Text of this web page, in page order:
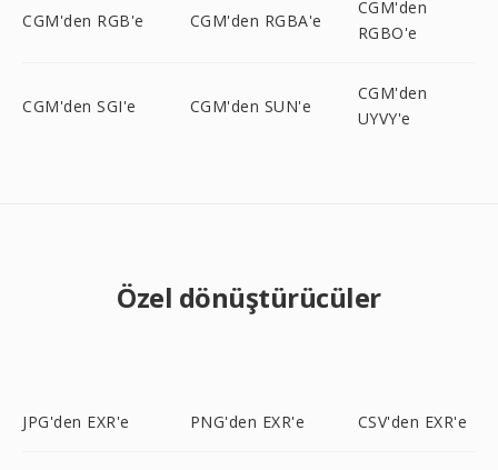
CGM'den RGB'e CGM'den RGBA'e
CGM'den
RGBO'e
CGM'den SGI'e CGM'den SUN'e
CGM'den
UYVY'e
Özel dönüştürücüler
JPG'den EXR'e PNG'den EXR'e CSV'den EXR'e